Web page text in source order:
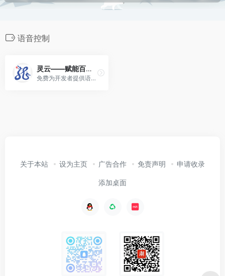
语音控制
灵云——赋能百业 共享AI未来
免费为开发者提供语音合成(TTS)、语音识别(ASR)、手写识别(HWR)、光学字符识别(OCR)、语义理解(NLU)、机器翻译(MT)等全方位智能人机交互能力……
关于本站 设为主页 广告合作 免责声明 申请收录
添加桌面